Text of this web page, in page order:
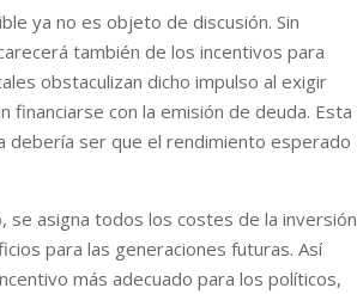
ya no es objeto de discusión. Sin
también de los incentivos para
obstaculizan dicho impulso al exigir
con la emisión de deuda. Esta
debería ser que el rendimiento esperado
se asigna todos los costes de la inversión
para las generaciones futuras. Así
más adecuado para los políticos,